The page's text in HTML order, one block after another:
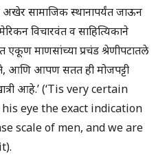
सामाजिक स्थानापर्यंत जाऊन
विचारवंत व साहित्यिकाने
एकूण माणसांच्या प्रचंड श्रेणीपटातले
आणि आपण सतत ही मोजपट्टी
आहे.’ (‘Tis very certain
eye the exact indication
scale of men, and we are